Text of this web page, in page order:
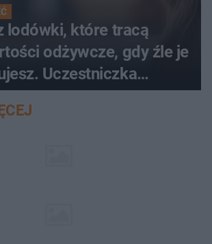
lodówki, które tracą
odżywcze, gdy źle je
Uczestniczka